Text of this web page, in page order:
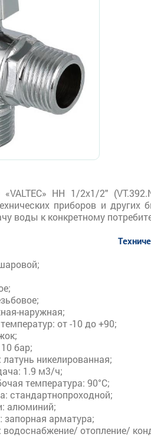
НН 1/2х1/2"
приборов и
воды к конкретному
наружная;
от -10 до +90;
10 бар;
латунь никелированная;
1.9 м3/ч;
температура: 90°С;
: стандартнопроходной;
: алюминий;
: запорная арматура;
: водоснабжение/ отопление/